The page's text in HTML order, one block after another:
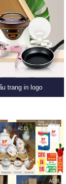
trang in logo